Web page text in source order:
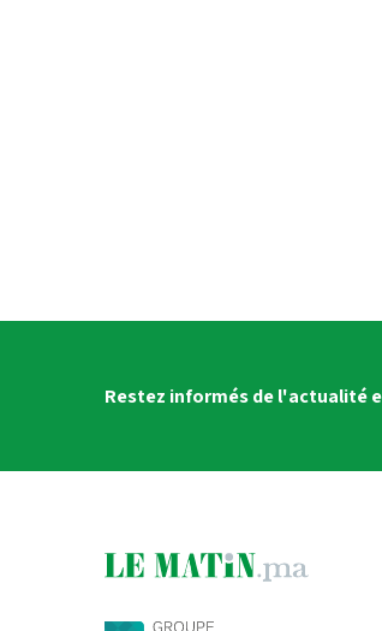
Restez informés de l'actualité